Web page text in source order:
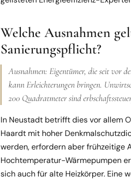
Welche Ausnahmen
Sanierungspflicht?
Ausnahmen: Eigentümer, die seit vor
kann Erleichterungen bringen.
200 Quadratmeter sind
In Neustadt betrifft dies vor allem
Haardt mit hoher
werden, erfordern aber frühzeitige
Hochtemperatur-Wärmepumpen
sich auch für alte Heizkörper. Eine